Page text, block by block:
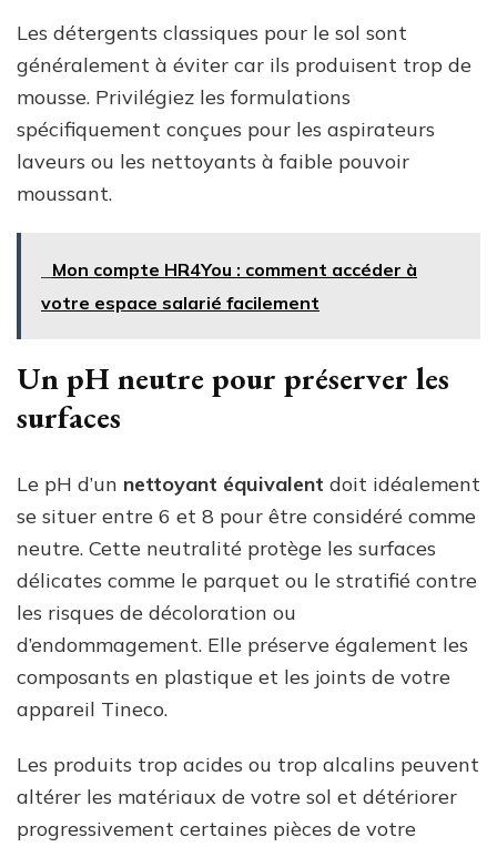
Les détergents classiques pour le sol sont
généralement à éviter car ils produisent trop de
mousse. Privilégiez les formulations
spécifiquement conçues pour les aspirateurs
laveurs ou les nettoyants à faible pouvoir
moussant.
Mon compte HR4You : comment accéder à
votre espace salarié facilement
Un pH neutre pour préserver les
surfaces
Le pH d’un nettoyant équivalent doit idéalement
se situer entre 6 et 8 pour être considéré comme
neutre. Cette neutralité protège les surfaces
délicates comme le parquet ou le stratifié contre
les risques de décoloration ou
d’endommagement. Elle préserve également les
composants en plastique et les joints de votre
appareil Tineco.
Les produits trop acides ou trop alcalins peuvent
altérer les matériaux de votre sol et détériorer
progressivement certaines pièces de votre